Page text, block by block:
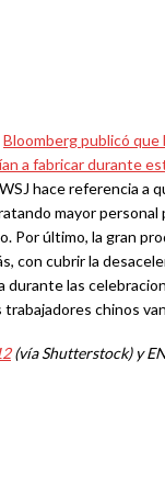
Bloomberg publicó que
a fabricar durante
hace referencia a
mayor personal
Por último, la gran
con cubrir la
durante las
chinos
(vía Shutterstock) y